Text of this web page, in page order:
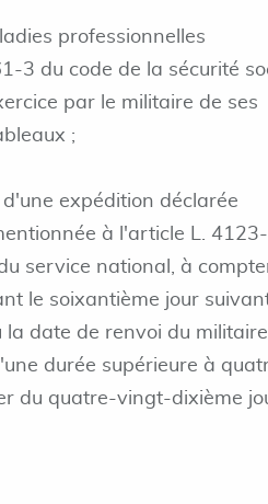
professionnelles
3 du code de la sécurité
par le militaire de ses
;
expédition déclarée
à l'article L.
service national, à
le soixantième jour
date de renvoi du militaire
durée supérieure à
du quatre-vingt-dixième